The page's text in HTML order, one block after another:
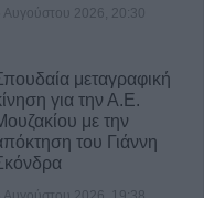
Αυγούστου 2026, 20:30
μεταγραφική
για την Α.Ε.
με την
του Γιάννη